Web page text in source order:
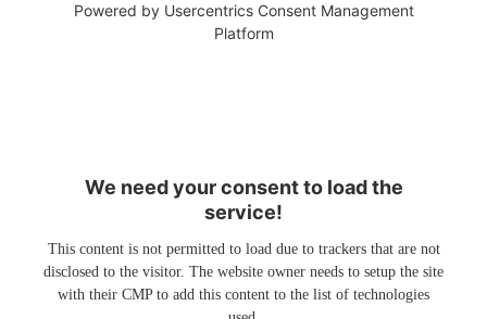
Powered by Usercentrics Consent Management
Platform
We need your consent to load the
service!
This content is not permitted to load due to trackers that are not
disclosed to the visitor. The website owner needs to setup the site
with their CMP to add this content to the list of technologies